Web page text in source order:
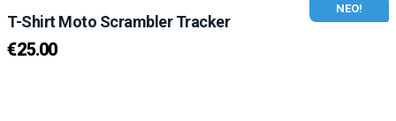
ΝΕΟ!
T-Shirt Moto Scrambler Tracker
€25.00